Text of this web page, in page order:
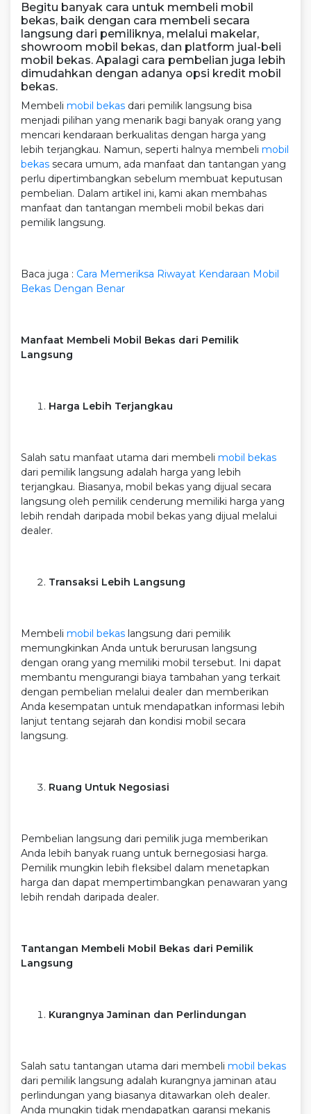
Begitu banyak cara untuk membeli mobil
bekas, baik dengan cara membeli secara
langsung dari pemiliknya, melalui makelar,
showroom mobil bekas, dan platform jual-beli
mobil bekas. Apalagi cara pembelian juga lebih
dimudahkan dengan adanya opsi kredit mobil
bekas.
Membeli mobil bekas dari pemilik langsung bisa
menjadi pilihan yang menarik bagi banyak orang yang
mencari kendaraan berkualitas dengan harga yang
lebih terjangkau. Namun, seperti halnya membeli mobil
bekas secara umum, ada manfaat dan tantangan yang
perlu dipertimbangkan sebelum membuat keputusan
pembelian. Dalam artikel ini, kami akan membahas
manfaat dan tantangan membeli mobil bekas dari
pemilik langsung.
Baca juga : Cara Memeriksa Riwayat Kendaraan Mobil
Bekas Dengan Benar
Manfaat Membeli Mobil Bekas dari Pemilik
Langsung
Harga Lebih Terjangkau
Salah satu manfaat utama dari membeli mobil bekas
dari pemilik langsung adalah harga yang lebih
terjangkau. Biasanya, mobil bekas yang dijual secara
langsung oleh pemilik cenderung memiliki harga yang
lebih rendah daripada mobil bekas yang dijual melalui
dealer.
Transaksi Lebih Langsung
Membeli mobil bekas langsung dari pemilik
memungkinkan Anda untuk berurusan langsung
dengan orang yang memiliki mobil tersebut. Ini dapat
membantu mengurangi biaya tambahan yang terkait
dengan pembelian melalui dealer dan memberikan
Anda kesempatan untuk mendapatkan informasi lebih
lanjut tentang sejarah dan kondisi mobil secara
langsung.
Ruang Untuk Negosiasi
Pembelian langsung dari pemilik juga memberikan
Anda lebih banyak ruang untuk bernegosiasi harga.
Pemilik mungkin lebih fleksibel dalam menetapkan
harga dan dapat mempertimbangkan penawaran yang
lebih rendah daripada dealer.
Tantangan Membeli Mobil Bekas dari Pemilik
Langsung
Kurangnya Jaminan dan Perlindungan
Salah satu tantangan utama dari membeli mobil bekas
dari pemilik langsung adalah kurangnya jaminan atau
perlindungan yang biasanya ditawarkan oleh dealer.
Anda mungkin tidak mendapatkan garansi mekanis